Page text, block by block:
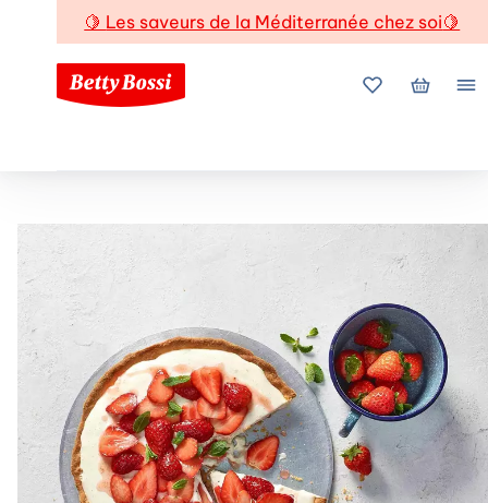
🍋 Les saveurs de la Méditerranée chez soi🍋
Mes favoris
Mon